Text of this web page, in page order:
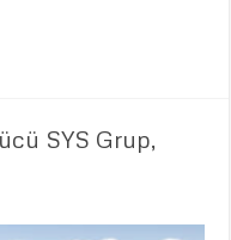
SYS Grup,